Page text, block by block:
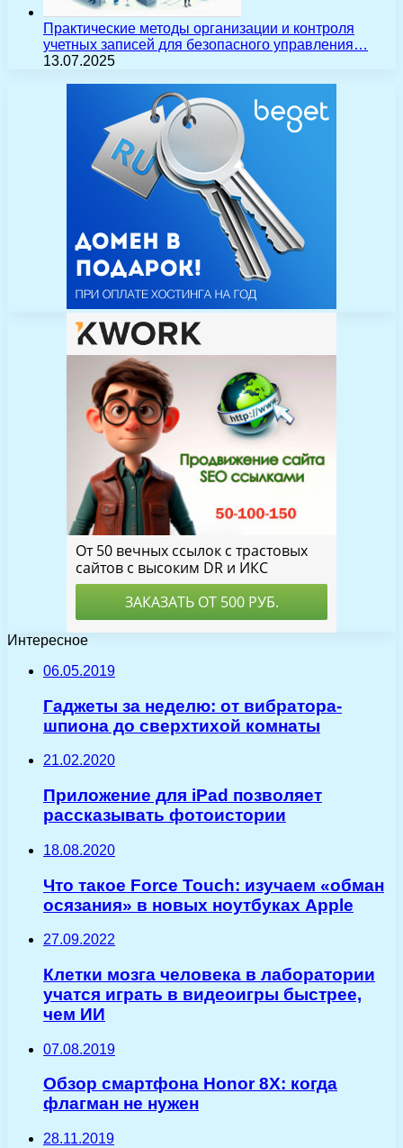
Практические методы организации и контроля
учетных записей для безопасного управления…
13.07.2025
Интересное
06.05.2019
Гаджеты за неделю: от вибратора-
шпиона до сверхтихой комнаты
21.02.2020
Приложение для iPad позволяет
рассказывать фотоистории
18.08.2020
Что такое Force Touch: изучаем «обман
осязания» в новых ноутбуках Apple
27.09.2022
Клетки мозга человека в лаборатории
учатся играть в видеоигры быстрее,
чем ИИ
07.08.2019
Обзор смартфона Honor 8X: когда
флагман не нужен
28.11.2019